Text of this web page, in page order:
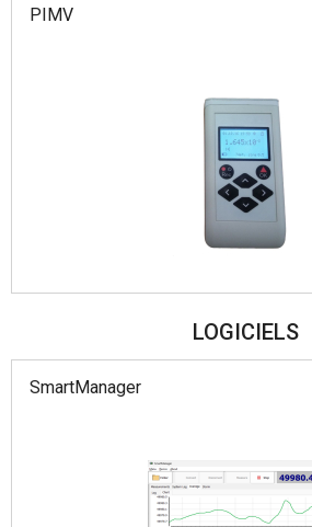
PIMV
LOGICIELS
SmartManager